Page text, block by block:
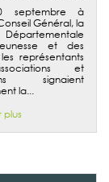
septembre à
Général, la
et des
représentants
et
signaient
la...
plus